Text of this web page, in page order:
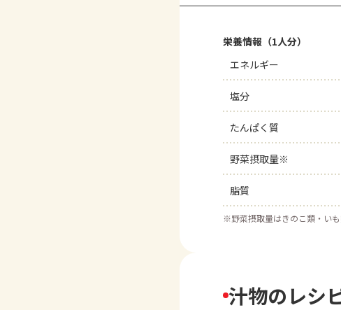
栄養情報（1人分）
エネルギー
塩分
たんぱく質
野菜摂取量※
脂質
※野菜摂取量はきのこ類・いも
汁物のレシ